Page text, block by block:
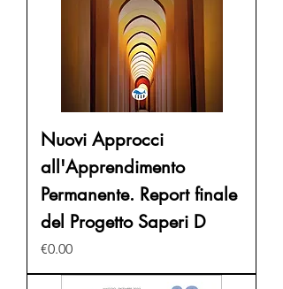
Nuovi Approcci
all'Apprendimento
Permanente. Report finale
del Progetto Saperi D
Price
€0.00